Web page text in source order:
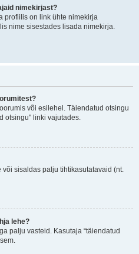
nimekirjast?
profiilis on link ühte nimekirja
nime sisestades lisada nimekirja.
või esilehel. Täiendatud otsingu
otsingu" linki vajutades.
sisaldas palju tihtikasutatavaid (nt.
lehe?
palju vasteid. Kasutaja “täiendatud